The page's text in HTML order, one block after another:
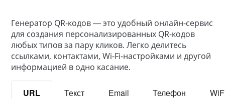
Генератор QR-кодов — это удобный онлайн-сервис
для создания персонализированных QR-кодов
любых типов за пару кликов. Легко делитесь
ссылками, контактами, Wi-Fi-настройками и другой
информацией в одно касание.
URL Текст Email Телефон